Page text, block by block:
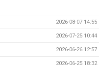
2026-08-07 14:55
2026-07-25 10:44
2026-06-26 12:57
2026-06-25 18:32